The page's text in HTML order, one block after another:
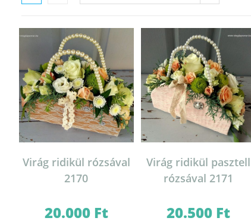
Virág ridikül rózsával
2170
20.000 Ft
Virág ridikül pasztell
rózsával 2171
20.500 Ft